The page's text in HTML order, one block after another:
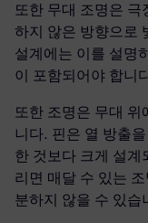
또한 무대 조명은 극
하지 않은 방향으로
설계에는 이를 설명
이 포함되어야 합니
또한 조명은 무대
니다. 핀은 열 방출
한 것보다 크게 설계
리면 매달 수 있는
분하지 않을 수 있습